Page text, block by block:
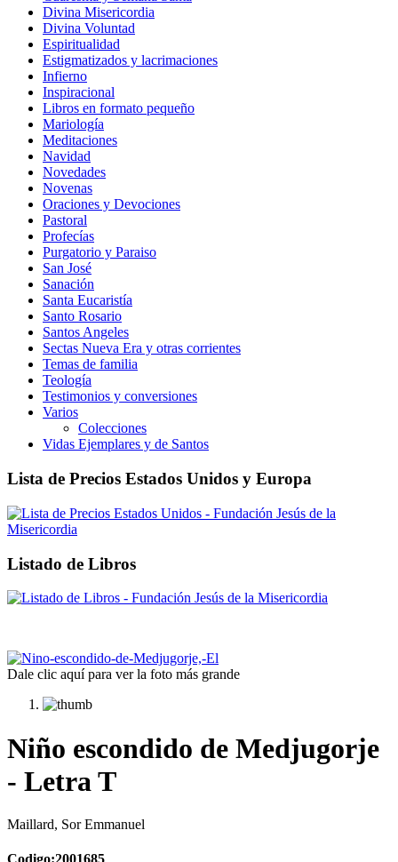
Divina Misericordia
Divina Voluntad
Espiritualidad
Estigmatizados y lacrimaciones
Infierno
Inspiracional
Libros en formato pequeño
Mariología
Meditaciones
Navidad
Novedades
Novenas
Oraciones y Devociones
Pastoral
Profecías
Purgatorio y Paraiso
San José
Sanación
Santa Eucaristía
Santo Rosario
Santos Angeles
Sectas Nueva Era y otras corrientes
Temas de familia
Teología
Testimonios y conversiones
Varios
Colecciones
Vidas Ejemplares y de Santos
Lista de Precios Estados Unidos y Europa
Listado de Libros
Dale clic aquí para ver la foto más grande
Niño escondido de Medjugorje
- Letra T
Maillard, Sor Emmanuel